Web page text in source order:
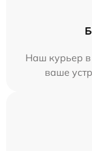
Наш курьер в
ваше